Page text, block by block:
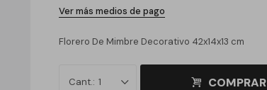
Ver más medios de pago
Florero De Mimbre Decorativo 42x14x13 cm
1 COMPRAR